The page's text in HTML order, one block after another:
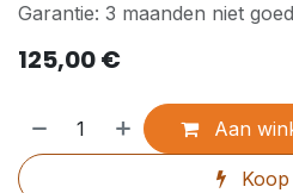
Garantie: 3 maanden niet
125,00€
Aan